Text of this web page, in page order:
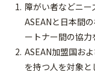
障がい者などニ
ASEANと日本間
ートナー間の協力
ASEAN加盟国お
を持つ人を対象